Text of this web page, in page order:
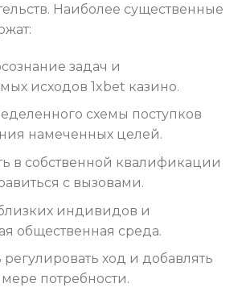
Наиболее существенные
задач и
исходов 1xbet казино.
схемы поступков
намеченных целей.
в собственной квалификации
с вызовами.
индивидов и
общественная среда.
ход и добавлять
потребности.